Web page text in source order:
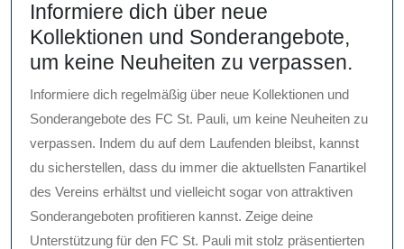
Informiere dich über neue
Kollektionen und Sonderangebote,
um keine Neuheiten zu verpassen.
Informiere dich regelmäßig über neue Kollektionen und
Sonderangebote des FC St. Pauli, um keine Neuheiten zu
verpassen. Indem du auf dem Laufenden bleibst, kannst
du sicherstellen, dass du immer die aktuellsten Fanartikel
des Vereins erhältst und vielleicht sogar von attraktiven
Sonderangeboten profitieren kannst. Zeige deine
Unterstützung für den FC St. Pauli mit stolz präsentierten